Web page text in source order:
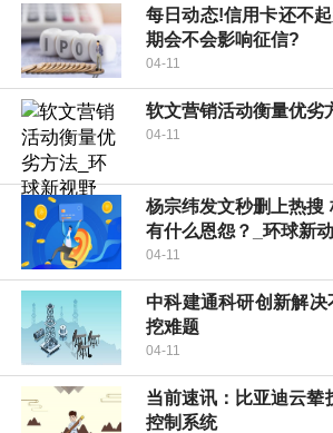
每日动态!信用卡还不
期会不会影响征信?
04-11
软文营销活动衡量优劣
04-11
杨宗纬发文秒删上热搜
有什么恩怨？_环球新
04-11
中科建通科研创新解
挖难题
04-11
当前速讯：比亚迪云辇
控制系统